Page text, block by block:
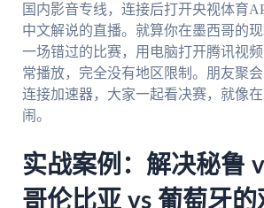
国内影音专线，连接后打开央视体育
中文解说的直播。就算你在墨西哥的
一场错过的比赛，用电脑打开腾讯视
常播放，完全没有地区限制。朋友聚
连接加速器，大家一起看决赛，就像
闹。
实战案例：解决秘鲁
哥伦比亚 vs 葡萄牙